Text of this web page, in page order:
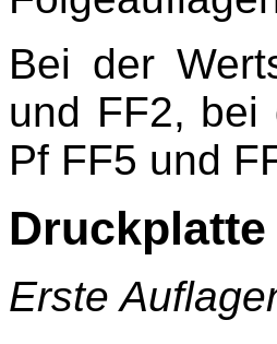
Bei der
und FF2, bei
Pf FF5 und
Druckplatte
Erste